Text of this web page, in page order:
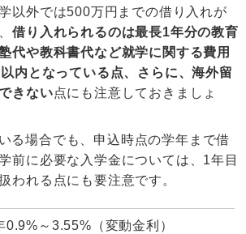
以外では500万円までの借り入れが
借り入れられるのは最長1年分の教育
代や教科書代など就学に関する費用
内となっている点、さらに、海外留
きない点にも注意しておきましょ
る場合でも、申込時点の学年まで借
前に必要な入学金については、1年目
われる点にも要注意です。
0.9%～3.55%（変動金利）